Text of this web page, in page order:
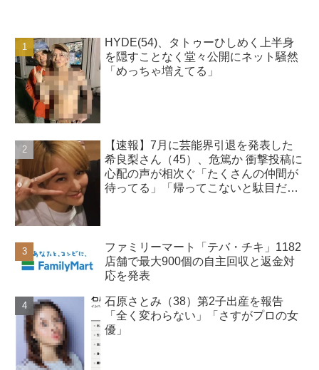
HYDE(54)、タトゥーひしめく上半身
を隠すことなく堂々公開にネット騒然
「めっちゃ増えてる」
【速報】7月に芸能界引退を発表した
希良梨さん（45）、危篤か 衝撃投稿に
心配の声が相次ぐ「たくさんの仲間が
待ってる」「帰ってこないと駄目だ
ファミリーマート「テバ・チキ」1182
店舗で最大900個の自主回収と返金対
応を発表
石原さとみ（38）第2子出産を報告
「全く変わらない」「さすがプロの女
優」